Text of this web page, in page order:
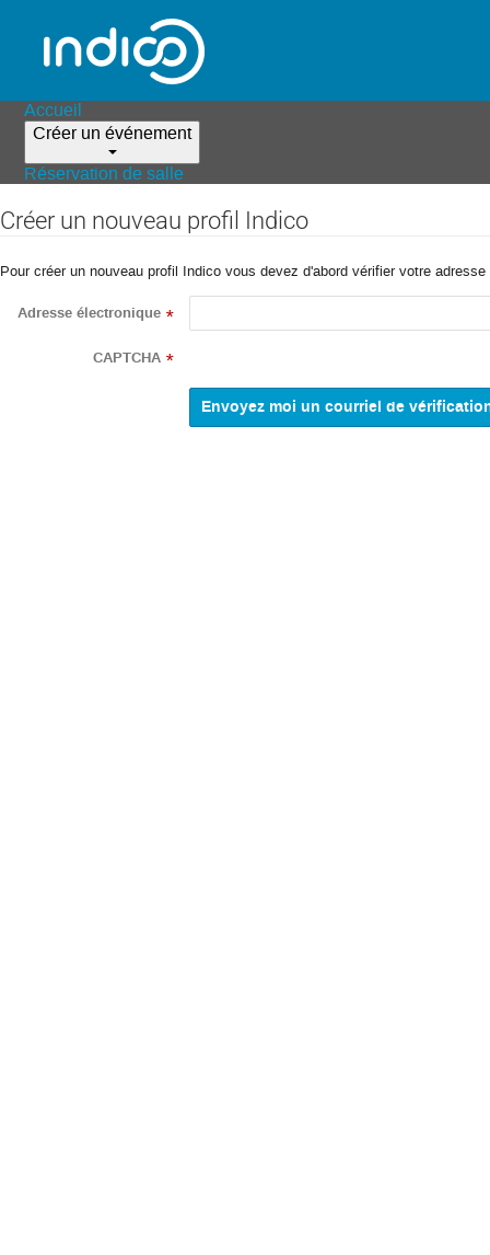
Accueil
Créer un événement
Réservation de salle
Créer un nouveau profil Indico
Pour créer un nouveau profil Indico vous devez d'abord vérifier votre
Adresse électronique *
CAPTCHA *